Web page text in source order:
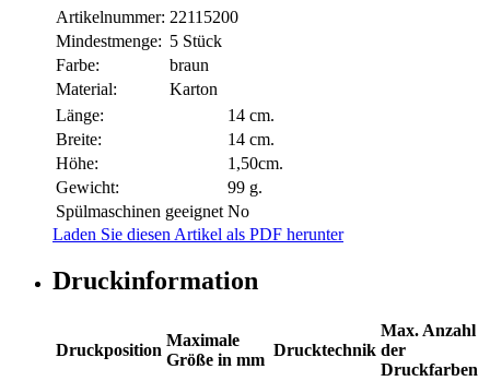
Artikelnummer: 22115200
Mindestmenge: 5 Stück
Farbe:
braun
Material:
Karton
Länge:
14 cm.
Breite:
14 cm.
Höhe:
1,50cm.
Gewicht:
99 g.
Spülmaschinen geeignet No
Laden Sie diesen Artikel als PDF herunter
Druckinformation
Druckposition
Maximale
Größe in mm
Drucktechnik
Max. Anzahl
der
Druckfarben